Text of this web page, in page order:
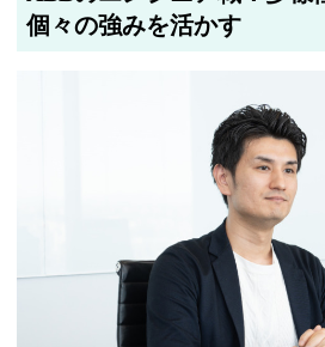
個々の強みを活かす